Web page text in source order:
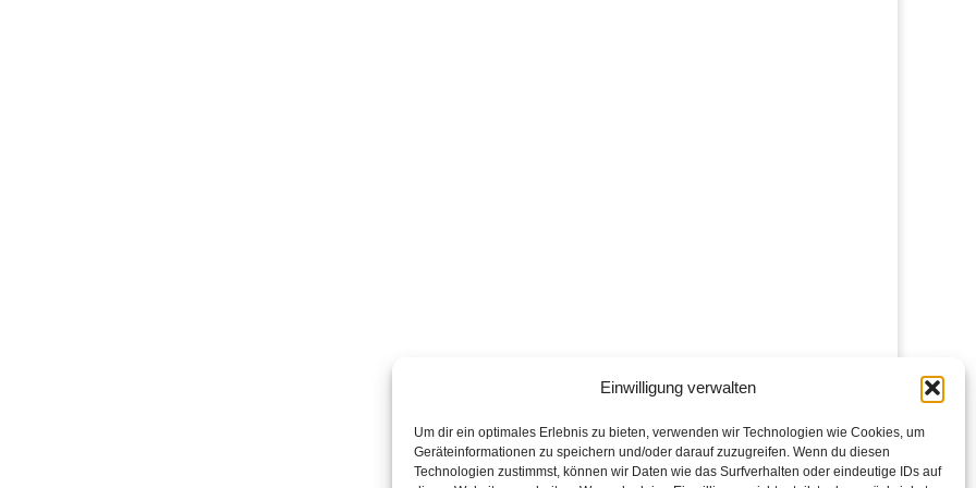
Einwilligung verwalten
Um dir ein optimales Erlebnis zu bieten, verwenden wir Technologien wie Cookies, um
Geräteinformationen zu speichern und/oder darauf zuzugreifen. Wenn du diesen
Technologien zustimmst, können wir Daten wie das Surfverhalten oder eindeutige IDs auf